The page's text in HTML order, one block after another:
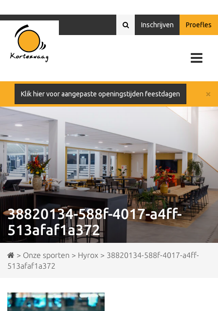
Inschrijven Proefles
×
Klik hier voor aangepaste openingstijden feestdagen
38820134-588f-4017-a4ff-
513afaf1a372
> Onze sporten > Hyrox > 38820134-588f-4017-a4ff-
513afaf1a372